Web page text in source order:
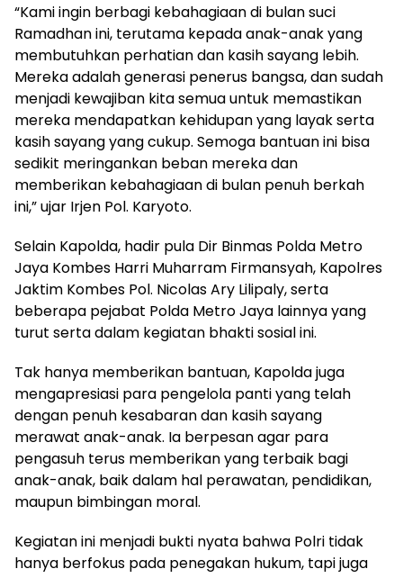
“Kami ingin berbagi kebahagiaan di bulan suci
Ramadhan ini, terutama kepada anak-anak yang
membutuhkan perhatian dan kasih sayang lebih.
Mereka adalah generasi penerus bangsa, dan sudah
menjadi kewajiban kita semua untuk memastikan
mereka mendapatkan kehidupan yang layak serta
kasih sayang yang cukup. Semoga bantuan ini bisa
sedikit meringankan beban mereka dan
memberikan kebahagiaan di bulan penuh berkah
ini,” ujar Irjen Pol. Karyoto.
Selain Kapolda, hadir pula Dir Binmas Polda Metro
Jaya Kombes Harri Muharram Firmansyah, Kapolres
Jaktim Kombes Pol. Nicolas Ary Lilipaly, serta
beberapa pejabat Polda Metro Jaya lainnya yang
turut serta dalam kegiatan bhakti sosial ini.
Tak hanya memberikan bantuan, Kapolda juga
mengapresiasi para pengelola panti yang telah
dengan penuh kesabaran dan kasih sayang
merawat anak-anak. Ia berpesan agar para
pengasuh terus memberikan yang terbaik bagi
anak-anak, baik dalam hal perawatan, pendidikan,
maupun bimbingan moral.
Kegiatan ini menjadi bukti nyata bahwa Polri tidak
hanya berfokus pada penegakan hukum, tapi juga